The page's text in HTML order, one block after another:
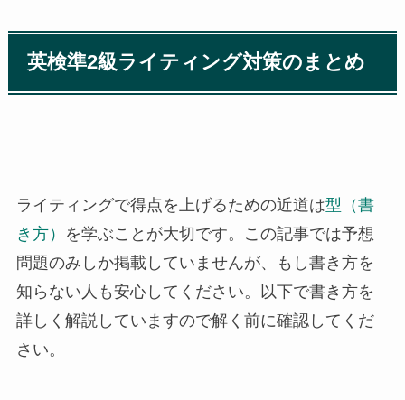
英検準2級ライティング対策のまとめ
ライティングで得点を上げるための近道は型（書
き方）
を学ぶことが大切です。この記事では予想
問題のみしか掲載していませんが、もし書き方を
知らない人も安心してください。以下で書き方を
詳しく解説していますので解く前に確認してくだ
さい。